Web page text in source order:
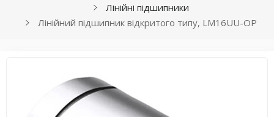
Лінійні підшипники
Лінійний підшипник відкритого типу, LM16UU-OP